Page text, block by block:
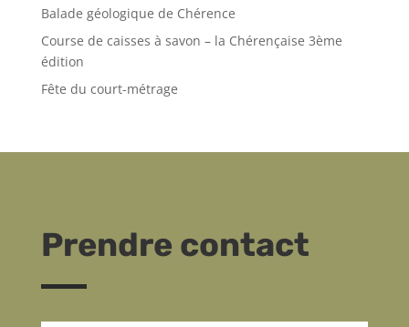
Balade géologique de Chérence
Course de caisses à savon – la Chérençaise 3ème
édition
Fête du court-métrage
Prendre contact